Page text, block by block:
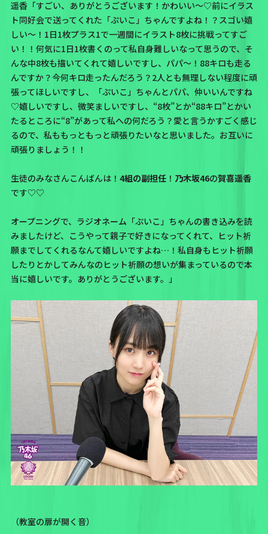
遥香「すごい、ありがとうございます！かわいい〜♡前にイラス
ト同好会で送ってくれた 「ぷいこ」 ちゃんですよね！？スゴい嬉
しい〜！1日1枚プラス1で一週間にイラスト8枚に挑戦ってすご
い！！何気に1日1枚書くのって私自身難しいなって思うので、そ
んな中8枚も描いてくれて嬉しいですし、パパ〜！88キロも走る
んですか？今何キロ走ったんだろう？2人とも無理しない程度に頑
張ってほしいですし、「ぷいこ」ちゃんとパパ、仲いいんですね
♡嬉しいですし、微笑ましいですし、“8枚”とか“88キロ”とかい
たるところに“8”があって私への何だろう？愛と言うかすごく感じ
るので、私ももっともっと頑張りたいなと思いました。お互いに
頑張りましょう！！
生徒のみなさんこんばんは！ 4組の副担任！ 乃木坂46の賀喜遥香
です♡♡
オープニングで、ラジオネーム「ぷいこ」ちゃんの書き込みを読
みましたけど、こうやって親子で好きになってくれて、ヒット祈
願までしてくれるなんて嬉しいですよね…！私自身もヒット祈願
したりとかしてみんなのヒット祈願の想いが集まっているので本
当に嬉しいです。ありがとうございます。」
（教室の扉が開く音）